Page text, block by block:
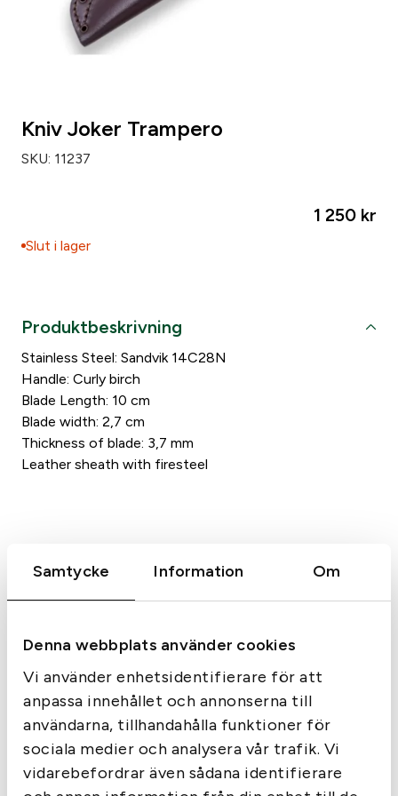
Samtycke Information Om
Denna webbplats använder cookies
Vi använder enhetsidentifierare för att
anpassa innehållet och annonserna till
användarna, tillhandahålla funktioner för
sociala medier och analysera vår trafik. Vi
vidarebefordrar även sådana identifierare
Kniv Joker Trampero
SKU: 11237
1 250 kr
Slut i lager
Produktbeskrivning
Stainless Steel: Sandvik 14C28N
Handle: Curly birch
Blade Length: 10 cm
Blade width: 2,7 cm
Thickness of blade: 3,7 mm
Leather sheath with firesteel
Liknande produkter